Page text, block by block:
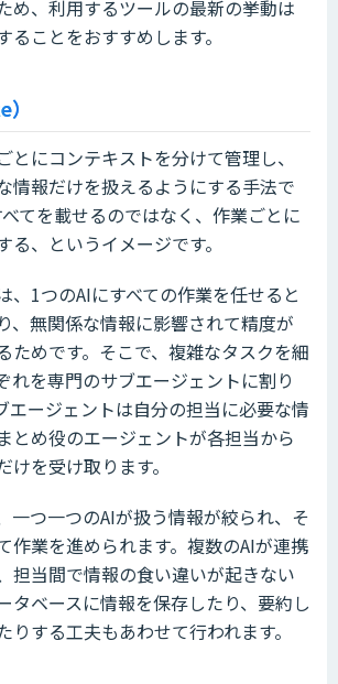
め、利用するツールの最新の挙動は
ることをおすすめします。
とにコンテキストを分けて管理し、
情報だけを扱えるようにする手法で
てを載せるのではなく、作業ごとに
る、というイメージです。
、1つのAIにすべての作業を任せると
、無関係な情報に影響されて精度が
ためです。そこで、複雑なタスクを細
れを専門のサブエージェントに割り
エージェントは自分の担当に必要な情
とめ役のエージェントが各担当から
けを受け取ります。
一つ一つのAIが扱う情報が絞られ、そ
作業を進められます。複数のAIが連携
担当間で情報の食い違いが起きない
タベースに情報を保存したり、要約し
りする工夫もあわせて行われます。